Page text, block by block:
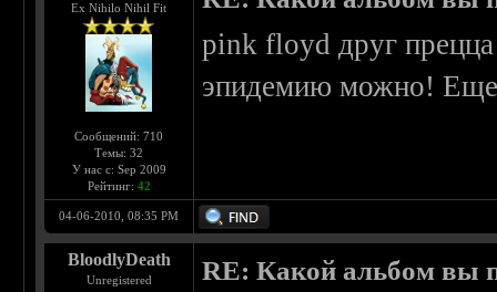
Ex Nihilo Nihil Fit
Сообщений: 710
Темы: 32
У нас с: Sep 2009
Рейтинг: 42
pink floyd друг
эпидемию можно!
04-06-2010, 08:35 PM
BloodlyDeath
Unregistered RE: Какой альбом вы